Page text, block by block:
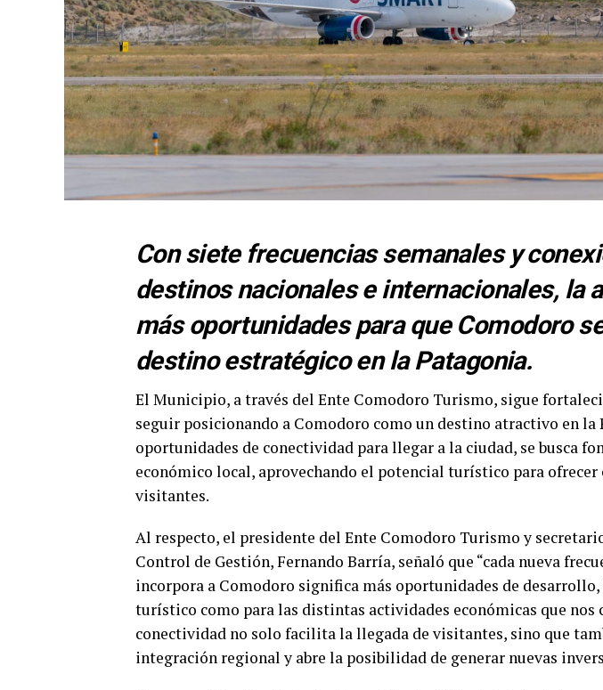
Con siete frecuencias semanales y
destinos nacionales e internacionales, la
más oportunidades para que Comodoro
destino estratégico en la Patagonia.
El Municipio, a través del Ente Comodoro Turismo, sigue
seguir posicionando a Comodoro como un destino atractivo en la
oportunidades de conectividad para llegar a la ciudad, se busca
económico local, aprovechando el potencial turístico para ofrecer
visitantes.
Al respecto, el presidente del Ente Comodoro Turismo y
Control de Gestión, Fernando Barría, señaló que “cada nueva
incorpora a Comodoro significa más oportunidades de
turístico como para las distintas actividades económicas que nos
conectividad no solo facilita la llegada de visitantes, sino que
integración regional y abre la posibilidad de generar nuevas